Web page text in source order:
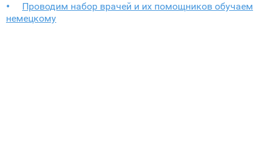
Проводим набор врачей и их помощников обучаем
немецкому